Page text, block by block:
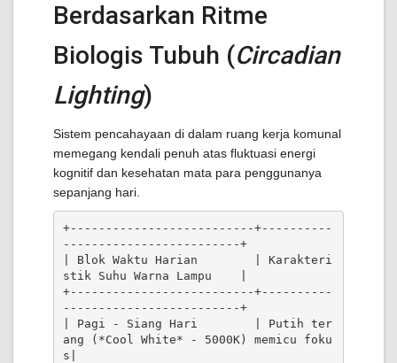
Berdasarkan Ritme
Biologis Tubuh (Circadian
Lighting)
Sistem pencahayaan di dalam ruang kerja komunal
memegang kendali penuh atas fluktuasi energi
kognitif dan kesehatan mata para penggunanya
sepanjang hari.
+--------------------------+----------
-------------------------+
| Blok Waktu Harian        | Karakteri
stik Suhu Warna Lampu    |
+--------------------------+----------
-------------------------+
| Pagi - Siang Hari        | Putih ter
ang (*Cool White* - 5000K) memicu foku
s|